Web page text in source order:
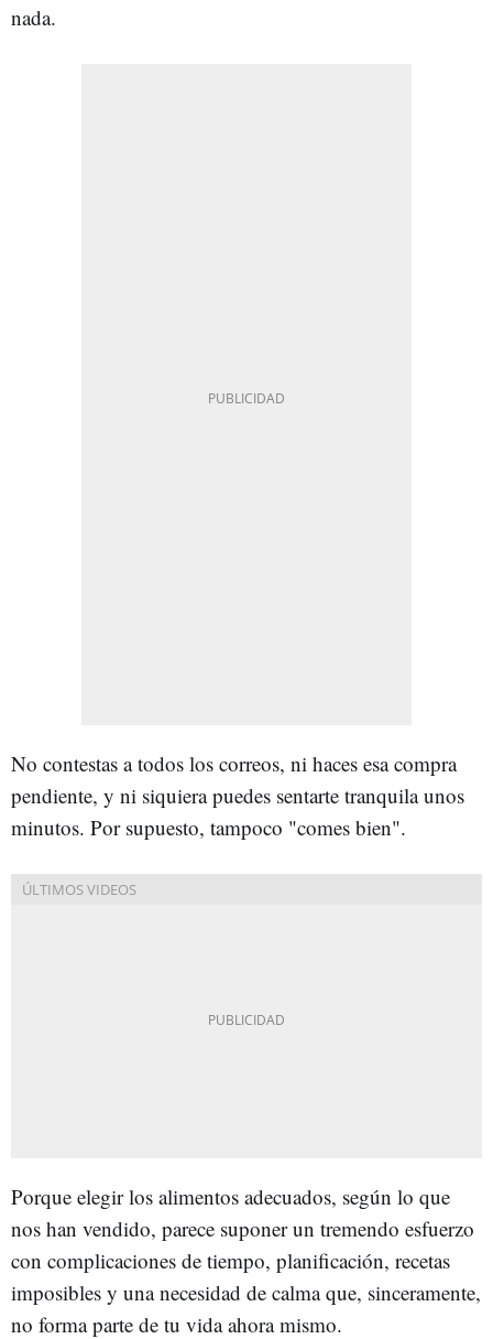
nada.
No contestas a todos los correos, ni haces esa compra
pendiente, y ni siquiera puedes sentarte tranquila unos
minutos. Por supuesto, tampoco "comes bien".
Porque elegir los alimentos adecuados, según lo que
nos han vendido, parece suponer un tremendo esfuerzo
con complicaciones de tiempo, planificación, recetas
imposibles y una necesidad de calma que, sinceramente,
no forma parte de tu vida ahora mismo.